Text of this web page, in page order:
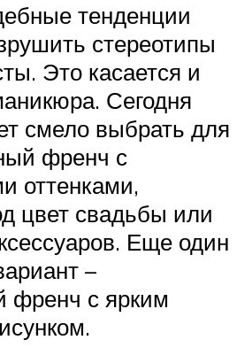
тенденции
стереотипы
Это касается и
Сегодня
смело выбрать для
френч с
оттенками,
цвет свадьбы или
Еще один
–
френч с ярким